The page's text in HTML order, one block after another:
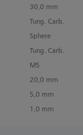
30,0 mm
Tung. Carb.
Sphere
Tung. Carb.
M5
20,0 mm
5,0 mm
1,0 mm